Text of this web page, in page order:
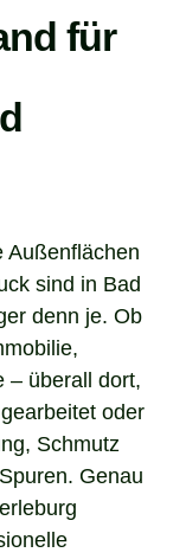
für
Außenflächen
sind in Bad
denn je. Ob
– überall dort,
oder
Schmutz
Genau